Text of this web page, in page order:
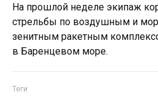
На прошлой неделе экипаж
стрельбы по воздушным и
зенитным ракетным
в Баренцевом море.
Теги